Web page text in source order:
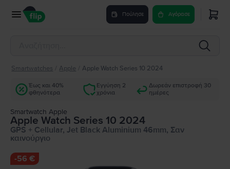
Πούλησε Αγόρασε
Smartwatches Apple Apple Watch Series 10 2024
Έως και 40%
φθηνότερα
Εγγύηση 2
χρόνια
Δωρεάν επιστροφή 30
ημέρες
Smartwatch Apple
Apple Watch Series 10 2024
GPS + Cellular, Jet Black Aluminium 46mm, Σαν
καινούργιο
-56 €